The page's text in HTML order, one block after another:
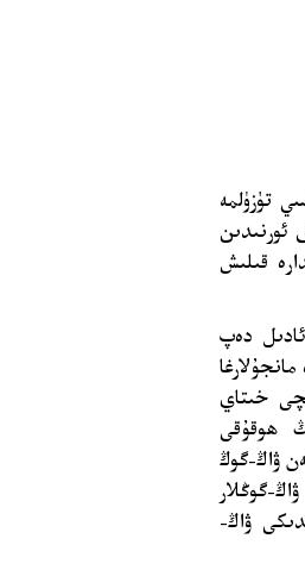
تۈزۈلمە
ئورنىدىن
قىلىش
ئادىل دەپ
خىتاي
ھوقۇقى
ۋاڭ-گوڭ
گوڭلار
ۋاڭ-